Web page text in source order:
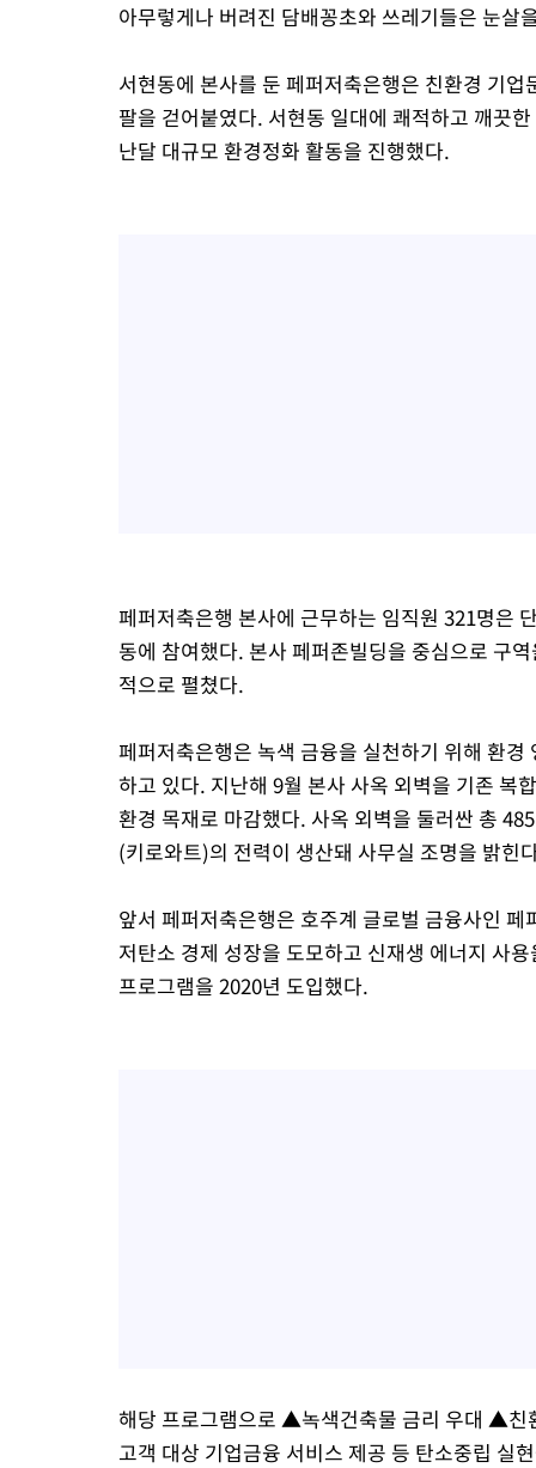
아무렇게나 버려진 담배꽁초와 쓰레기들은 눈살
서현동에 본사를 둔 페퍼저축은행은 친환경 기
팔을 걷어붙였다. 서현동 일대에 쾌적하고 깨끗
난달 대규모 환경정화 활동을 진행했다.
페퍼저축은행 본사에 근무하는 임직원 321명은
동에 참여했다. 본사 페퍼존빌딩을 중심으로 구
적으로 펼쳤다.
페퍼저축은행은 녹색 금융을 실천하기 위해 환
하고 있다. 지난해 9월 본사 사옥 외벽을 기존 복
환경 목재로 마감했다. 사옥 외벽을 둘러싼 총
(키로와트)의 전력이 생산돼 사무실 조명을 밝힌
앞서 페퍼저축은행은 호주계 글로벌 금융사인
저탄소 경제 성장을 도모하고 신재생 에너지 사
프로그램을 2020년 도입했다.
해당 프로그램으로 ▲녹색건축물 금리 우대 ▲
고객 대상 기업금융 서비스 제공 등 탄소중립 실